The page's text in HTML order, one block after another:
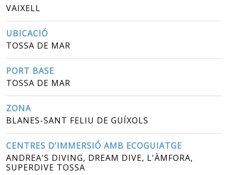
VAIXELL
UBICACIÓ
TOSSA DE MAR
PORT BASE
TOSSA DE MAR
ZONA
BLANES-SANT FELIU DE GUÍXOLS
CENTRES D’IMMERSIÓ AMB ECOGUIATGE
ANDREA'S DIVING, DREAM DIVE, L'ÀMFORA,
SUPERDIVE TOSSA